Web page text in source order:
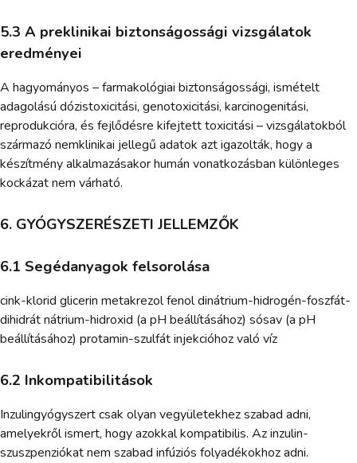
5.3 A preklinikai biztonságossági vizsgálatok
eredményei
A hagyományos – farmakológiai biztonságossági, ismételt
adagolású dózistoxicitási, genotoxicitási, karcinogenitási,
reprodukcióra, és fejlődésre kifejtett toxicitási – vizsgálatokból
származó nemklinikai jellegű adatok azt igazolták, hogy a
készítmény alkalmazásakor humán vonatkozásban különleges
kockázat nem várható.
6. GYÓGYSZERÉSZETI JELLEMZŐK
6.1 Segédanyagok felsorolása
cink-klorid glicerin metakrezol fenol dinátrium-hidrogén-foszfát-
dihidrát nátrium-hidroxid (a pH beállításához) sósav (a pH
beállításához) protamin-szulfát injekcióhoz való víz
6.2 Inkompatibilitások
Inzulingyógyszert csak olyan vegyületekhez szabad adni,
amelyekről ismert, hogy azokkal kompatibilis. Az inzulin-
szuszpenziókat nem szabad infúziós folyadékokhoz adni.